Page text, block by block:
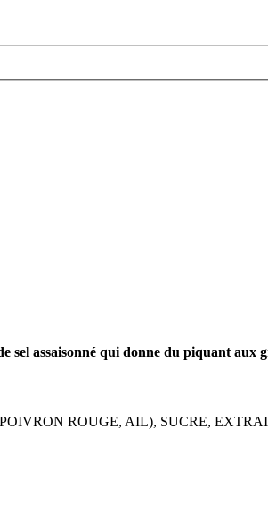
sel assaisonné qui donne du piquant aux
ROUGE, AIL), SUCRE,